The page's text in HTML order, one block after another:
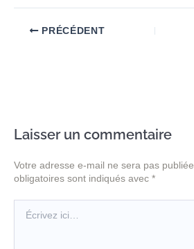
PRÉCÉDENT
Laisser un commentaire
Votre adresse e-mail ne sera pas publiée.
obligatoires sont indiqués avec *
ici…